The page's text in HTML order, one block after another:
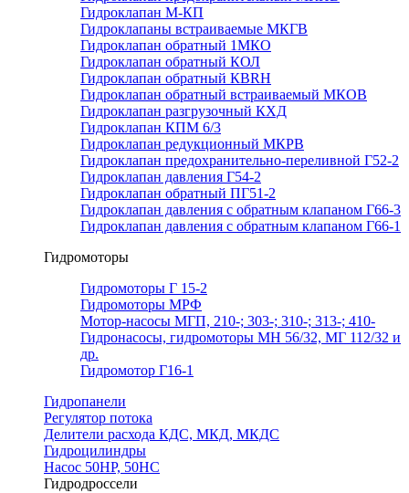
Гидроклапан М-КП
Гидроклапаны встраиваемые МКГВ
Гидроклапан обратный 1МКО
Гидроклапан обратный КОЛ
Гидроклапан обратный КВRН
Гидроклапан обратный встраиваемый МКОВ
Гидроклапан разгрузочный КХД
Гидроклапан КПМ 6/3
Гидроклапан редукционный МКРВ
Гидроклапан предохранительно-переливной Г52-2
Гидроклапан давления Г54-2
Гидроклапан обратный ПГ51-2
Гидроклапан давления с обратным клапаном Г66-3
Гидроклапан давления с обратным клапаном Г66-1
Гидромоторы
Гидромоторы Г 15-2
Гидромоторы МРФ
Мотор-насосы МГП, 210-; 303-; 310-; 313-; 410-
Гидронасосы, гидромоторы МН 56/32, МГ 112/32 и
др.
Гидромотор Г16-1
Гидропанели
Регулятор потока
Делители расхода КДС, МКД, МКДС
Гидроцилиндры
Насос 50НР, 50НС
Гидродроссели